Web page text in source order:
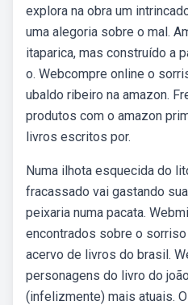
explora na obra um
uma alegoria sobre o mal.
itaparica, mas construído a
o. Webcompre online o
ubaldo ribeiro na amazon.
produtos com o amazon
livros escritos por.
Numa ilhota esquecida do
fracassado vai gastando
peixaria numa pacata.
encontrados sobre o
acervo de livros do brasil.
personagens do livro do
(infelizmente) mais atuais.